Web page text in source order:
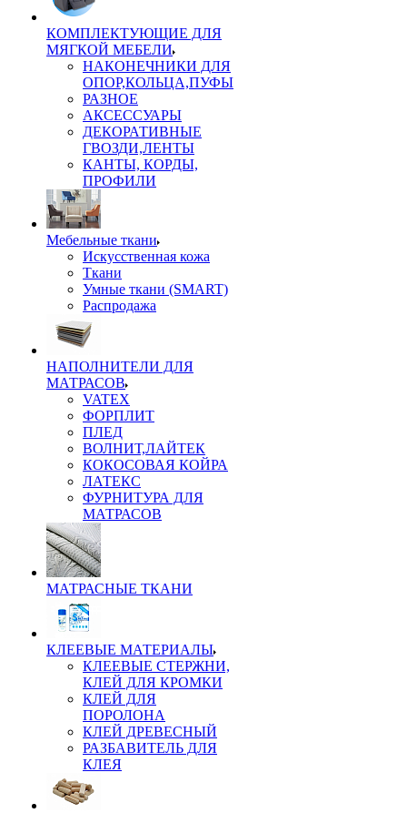
КОМПЛЕКТУЮЩИЕ ДЛЯ
МЯГКОЙ МЕБЕЛИ
НАКОНЕЧНИКИ ДЛЯ
ОПОР,КОЛЬЦА,ПУФЫ
РАЗНОЕ
АКСЕССУАРЫ
ДЕКОРАТИВНЫЕ
ГВОЗДИ,ЛЕНТЫ
КАНТЫ, КОРДЫ,
ПРОФИЛИ
Мебельные ткани
Искусственная кожа
Ткани
Умные ткани (SMART)
Распродажа
НАПОЛНИТЕЛИ ДЛЯ
МАТРАСОВ
VATEX
ФОРПЛИТ
ПЛЕД
ВОЛНИТ,ЛАЙТЕК
КОКОСОВАЯ КОЙРА
ЛАТЕКС
ФУРНИТУРА ДЛЯ
МАТРАСОВ
МАТРАСНЫЕ ТКАНИ
КЛЕЕВЫЕ МАТЕРИАЛЫ
КЛЕЕВЫЕ СТЕРЖНИ,
КЛЕЙ ДЛЯ КРОМКИ
КЛЕЙ ДЛЯ
ПОРОЛОНА
КЛЕЙ ДРЕВЕСНЫЙ
РАЗБАВИТЕЛЬ ДЛЯ
КЛЕЯ